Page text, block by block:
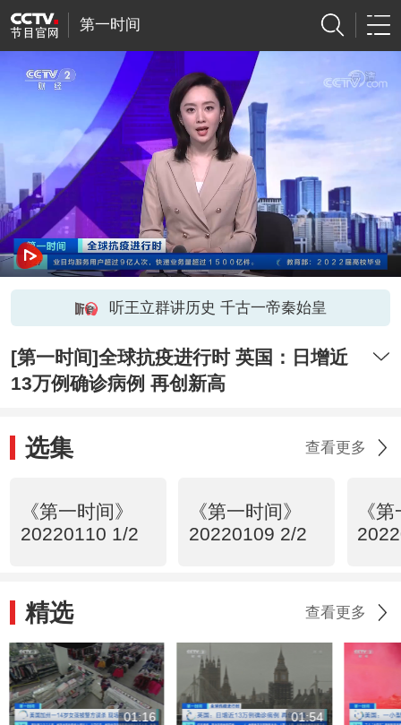
第一时间
听王立群讲历史 千古一帝秦始皇
[第一时间]全球抗疫进行时 英国：日增近
13万例确诊病例 再创新高
选集 查看更多
《第一时间》
20220110 1/2
《第一时间》
20220109 2/2
《
精选 查看更多
01:16 01:54